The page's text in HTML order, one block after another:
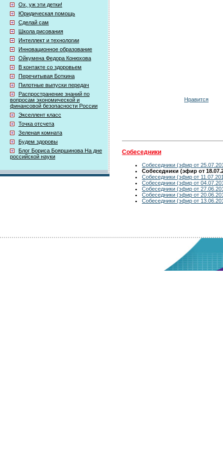
Ох, уж эти детки!
Юридическая помощь
Сделай сам
Школа рисования
Интеллект и технологии
Инновационное образование
Ойкумена Федора Конюхова
В контакте со здоровьем
Перечитывая Боткина
Пилотные выпуски передач
Распространение знаний по
вопросам экономической и
финансовой безопасности России
Экселлент класс
Точка отсчета
Зеленая комната
Будем здоровы
Блог Бориса Бояршинова На дне
российской науки
Нравится
Собеседники
Собеседники (эфир от
Собеседники (эфир от
Собеседники (эфир от
Собеседники (эфир от
Собеседники (эфир от
Собеседники (эфир от
Собеседники (эфир от